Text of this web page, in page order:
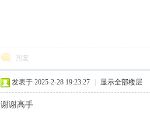
回复
发表于 2025-2-28 19:23:27 显示全部楼层
谢谢高手